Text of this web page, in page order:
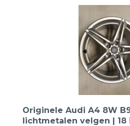
Originele Audi A4 8W
lichtmetalen velgen | 18